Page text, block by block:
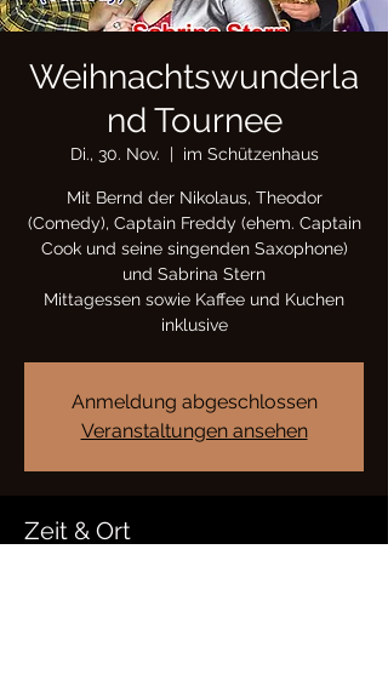
Weihnachtswunderla
nd Tournee
Di., 30. Nov.
  |
im Schützenhaus
Mit Bernd der Nikolaus, Theodor
(Comedy), Captain Freddy (ehem. Captain
Cook und seine singenden Saxophone)
und Sabrina Stern
Mittagessen sowie Kaffee und Kuchen
inklusive
Anmeldung abgeschlossen
Veranstaltungen ansehen
Zeit & Ort